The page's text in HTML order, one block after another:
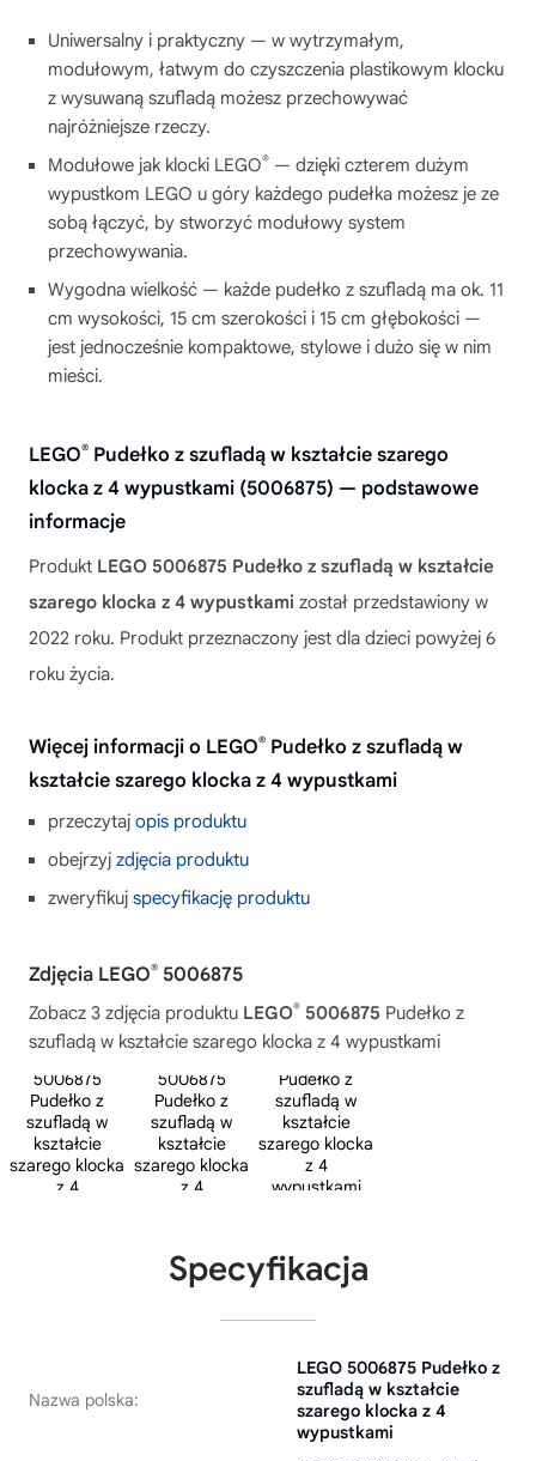
Uniwersalny i praktyczny — w wytrzymałym,
modułowym, łatwym do czyszczenia plastikowym klocku
z wysuwaną szufladą możesz przechowywać
najróżniejsze rzeczy.
Modułowe jak klocki LEGO® — dzięki czterem dużym
wypustkom LEGO u góry każdego pudełka możesz je ze
sobą łączyć, by stworzyć modułowy system
przechowywania.
Wygodna wielkość — każde pudełko z szufladą ma ok. 11
cm wysokości, 15 cm szerokości i 15 cm głębokości —
jest jednocześnie kompaktowe, stylowe i dużo się w nim
mieści.
LEGO® Pudełko z szufladą w kształcie szarego
klocka z 4 wypustkami (5006875) — podstawowe
informacje
Produkt LEGO 5006875 Pudełko z szufladą w kształcie
szarego klocka z 4 wypustkami został przedstawiony w
2022 roku. Produkt przeznaczony jest dla dzieci powyżej 6
roku życia.
Więcej informacji o LEGO® Pudełko z szufladą w
kształcie szarego klocka z 4 wypustkami
przeczytaj opis produktu
obejrzyj zdjęcia produktu
zweryfikuj specyfikację produktu
Zdjęcia LEGO® 5006875
Zobacz 3 zdjęcia produktu LEGO® 5006875 Pudełko z
szufladą w kształcie szarego klocka z 4 wypustkami
Specyfikacja
Nazwa polska:
LEGO 5006875 Pudełko z
szufladą w kształcie
szarego klocka z 4
wypustkami